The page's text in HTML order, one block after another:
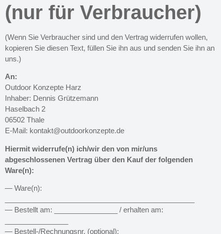
(nur für Verbraucher)
(Wenn Sie Verbraucher sind und den Vertrag widerrufen wollen,
kopieren Sie diesen Text, füllen Sie ihn aus und senden Sie ihn an
uns.)
An:
Outdoor Konzepte Harz
Inhaber: Dennis Grützemann
Haselbach 2
06502 Thale
E-Mail: kontakt@outdoorkonzepte.de
Hiermit widerrufe(n) ich/wir den von mir/uns
abgeschlossenen Vertrag über den Kauf der folgenden
Ware(n):
— Ware(n):
— Bestellt am: ________________ / erhalten am:
— Bestell-/Rechnungsnr. (optional):